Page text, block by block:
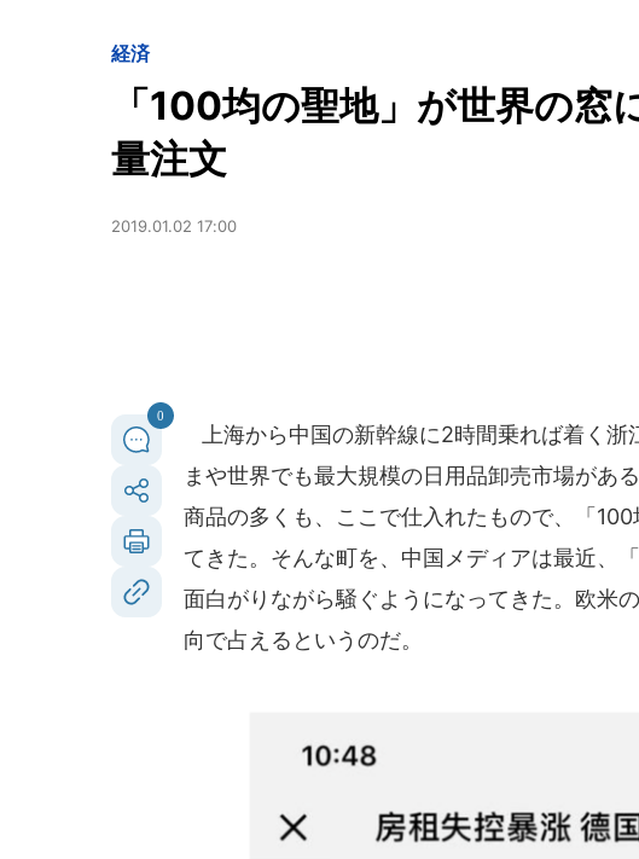
経済
「100均の聖地」が世界の
量注文
2019.01.02 17:00
0
上海から中国の新幹線に2時間乗れば着く浙
まや世界でも最大規模の日用品卸売市場があ
商品の多くも、ここで仕入れたもので、「
てきた。そんな町を、中国メディアは最近、
面白がりながら騒ぐようになってきた。欧米
向で占えるというのだ。